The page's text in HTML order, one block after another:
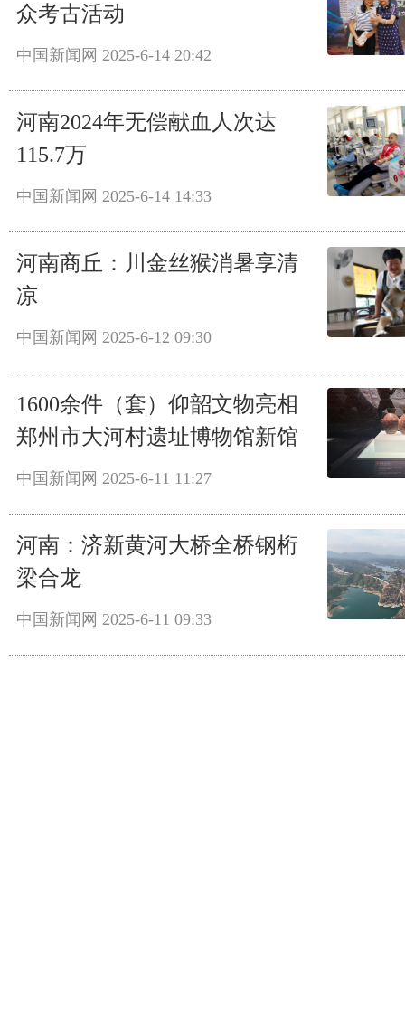
众考古活动
中国新闻网 2025-6-14 20:42
河南2024年无偿献血人次达
115.7万
中国新闻网 2025-6-14 14:33
河南商丘：川金丝猴消暑享清
凉
中国新闻网 2025-6-12 09:30
1600余件（套）仰韶文物亮相
郑州市大河村遗址博物馆新馆
中国新闻网 2025-6-11 11:27
河南：济新黄河大桥全桥钢桁
梁合龙
中国新闻网 2025-6-11 09:33